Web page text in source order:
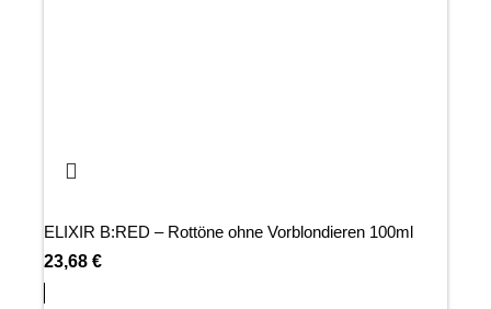
ELIXIR B:RED – Rottöne ohne Vorblondieren 100ml
23,68 €